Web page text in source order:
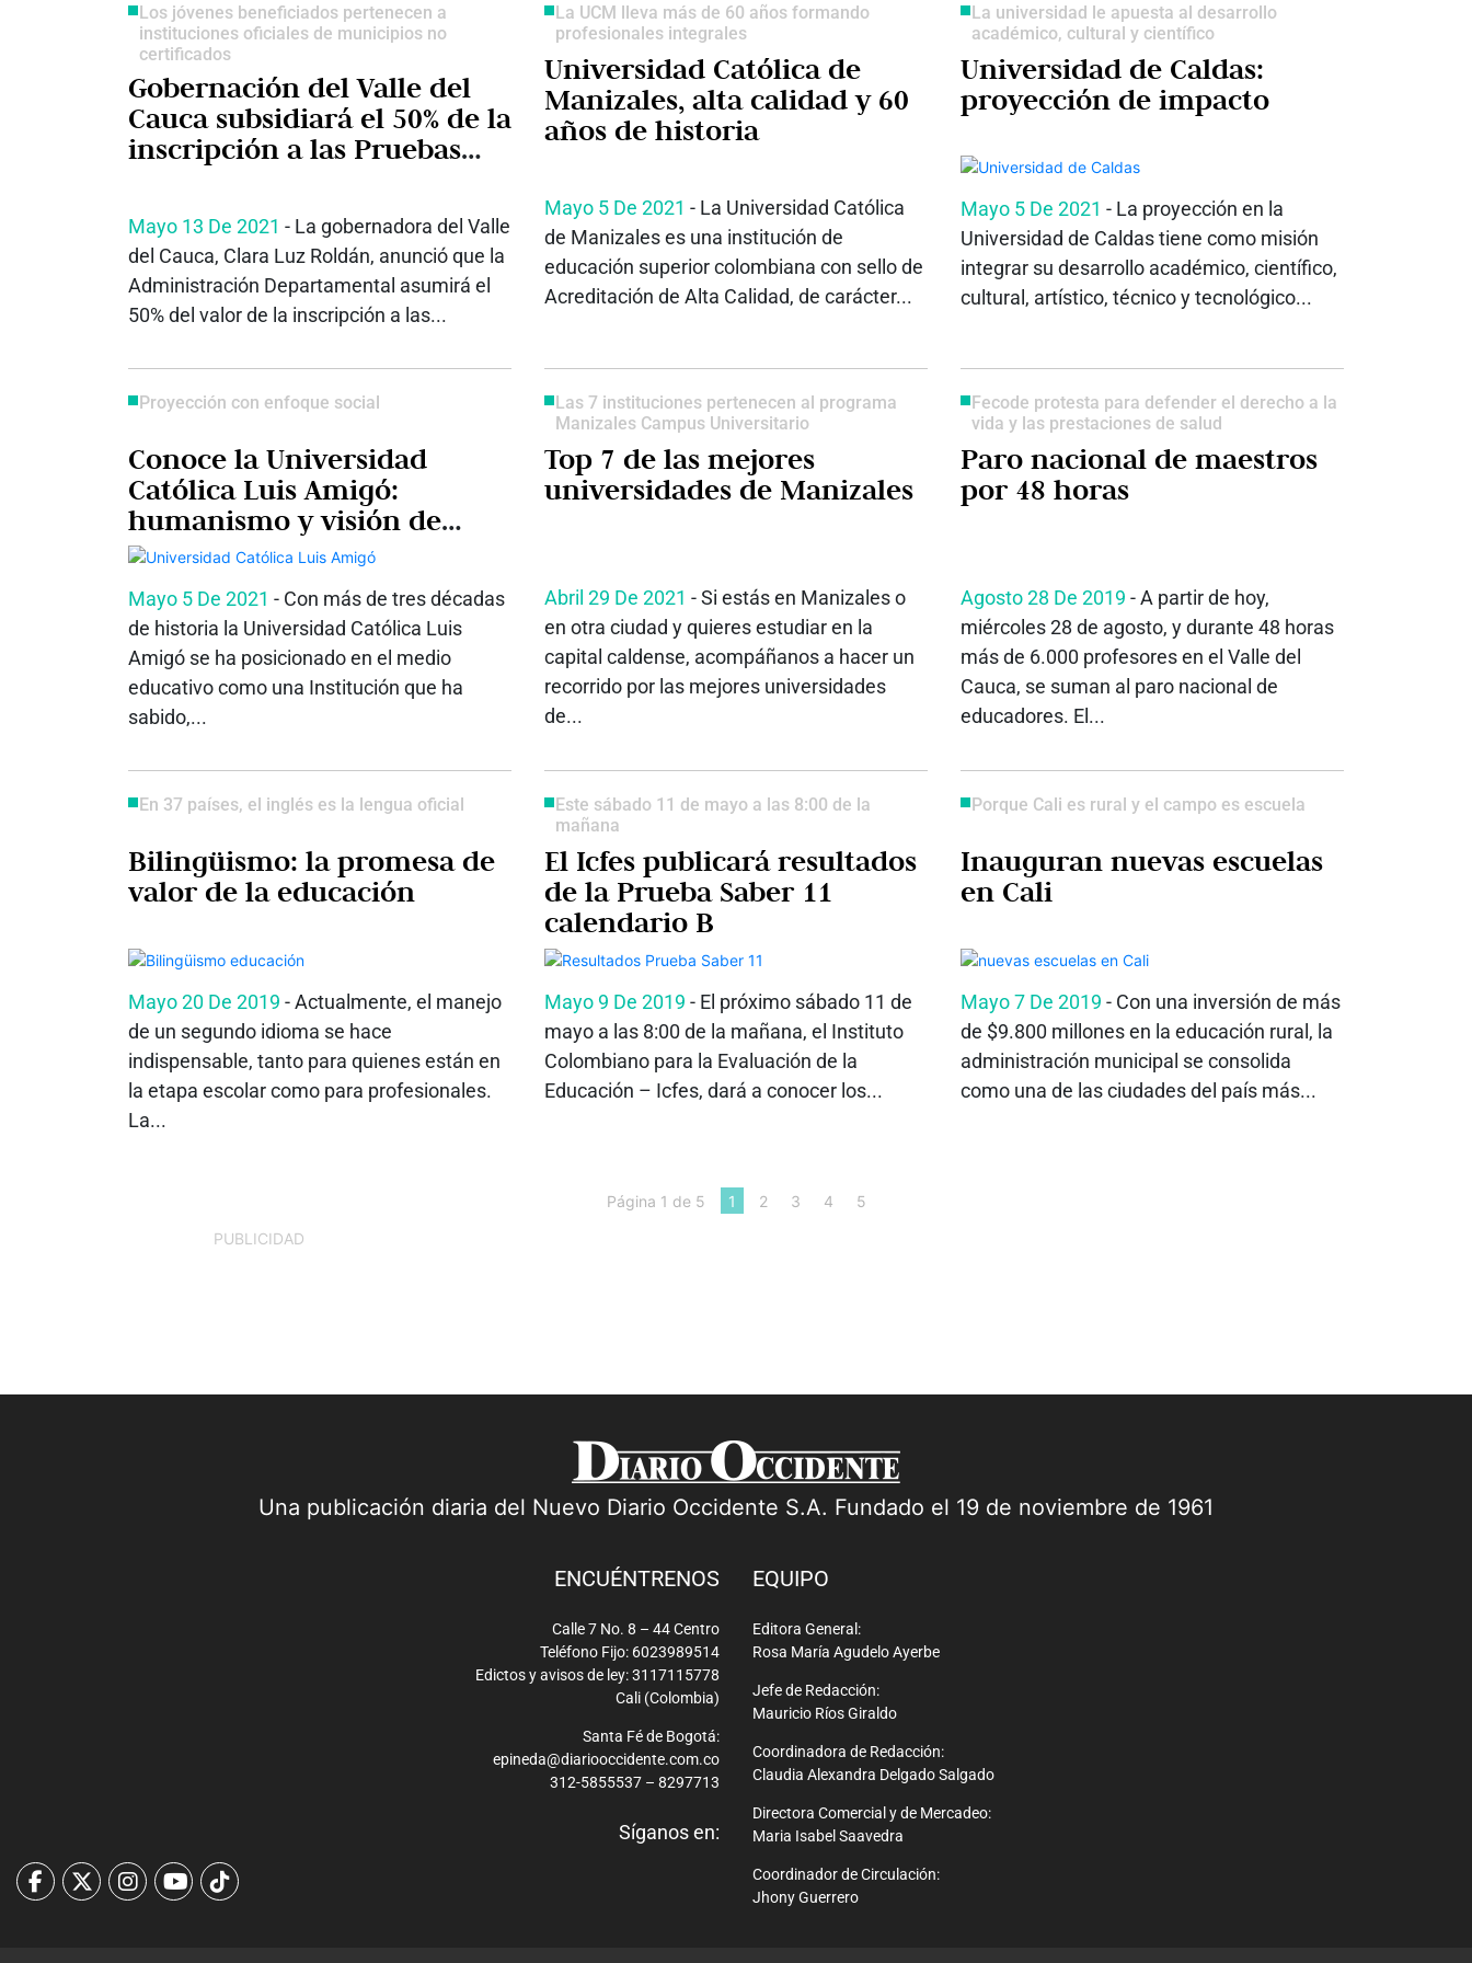
Los jóvenes beneficiados pertenecen a
instituciones oficiales de municipios no
certificados
Gobernación del Valle del
Cauca subsidiará el 50% de la
inscripción a las Pruebas
Mayo 13 De 2021 - La gobernadora del Valle
del Cauca, Clara Luz Roldán, anunció que la
Administración Departamental asumirá el
50% del valor de la inscripción a las...
La UCM lleva más de 60 años formando
profesionales integrales
Universidad Católica de
Manizales, alta calidad y 60
años de historia
Mayo 5 De 2021 - La Universidad Católica
de Manizales es una institución de
educación superior colombiana con sello de
Acreditación de Alta Calidad, de carácter...
La universidad le apuesta al desarrollo
académico, cultural y científico
Universidad de Caldas:
proyección de impacto
Mayo 5 De 2021 - La proyección en la
Universidad de Caldas tiene como misión
integrar su desarrollo académico, científico,
cultural, artístico, técnico y tecnológico...
Proyección con enfoque social
Conoce la Universidad
Católica Luis Amigó:
humanismo y visión de
futuro
Mayo 5 De 2021 - Con más de tres décadas
de historia la Universidad Católica Luis
Amigó se ha posicionado en el medio
educativo como una Institución que ha
sabido,...
Las 7 instituciones pertenecen al programa
Manizales Campus Universitario
Top 7 de las mejores
universidades de Manizales
Abril 29 De 2021 - Si estás en Manizales o
en otra ciudad y quieres estudiar en la
capital caldense, acompáñanos a hacer un
recorrido por las mejores universidades
de...
Fecode protesta para defender el derecho a la
vida y las prestaciones de salud
Paro nacional de maestros
por 48 horas
Agosto 28 De 2019 - A partir de hoy,
miércoles 28 de agosto, y durante 48 horas
más de 6.000 profesores en el Valle del
Cauca, se suman al paro nacional de
educadores. El...
En 37 países, el inglés es la lengua oficial
Bilingüismo: la promesa de
valor de la educación
Mayo 20 De 2019 - Actualmente, el manejo
de un segundo idioma se hace
indispensable, tanto para quienes están en
la etapa escolar como para profesionales.
La...
Este sábado 11 de mayo a las 8:00 de la
mañana
El Icfes publicará resultados
de la Prueba Saber 11
calendario B
Mayo 9 De 2019 - El próximo sábado 11 de
mayo a las 8:00 de la mañana, el Instituto
Colombiano para la Evaluación de la
Educación – Icfes, dará a conocer los...
Porque Cali es rural y el campo es escuela
Inauguran nuevas escuelas
en Cali
Mayo 7 De 2019 - Con una inversión de más
de $9.800 millones en la educación rural, la
administración municipal se consolida
como una de las ciudades del país más...
Página 1 de 5 1 2 3 4 5
PUBLICIDAD
Una publicación diaria del Nuevo Diario Occidente S.A. Fundado el 19 de noviembre de 1961
ENCUÉNTRENOS
Calle 7 No. 8 – 44 Centro
Teléfono Fijo: 6023989514
Edictos y avisos de ley: 3117115778
Cali (Colombia)
Santa Fé de Bogotá:
epineda@diariooccidente.com.co
312-5855537 – 8297713
Síganos en:
EQUIPO
Editora General:
Rosa María Agudelo Ayerbe
Jefe de Redacción:
Mauricio Ríos Giraldo
Coordinadora de Redacción:
Claudia Alexandra Delgado Salgado
Directora Comercial y de Mercadeo:
Maria Isabel Saavedra
Coordinador de Circulación:
Jhony Guerrero